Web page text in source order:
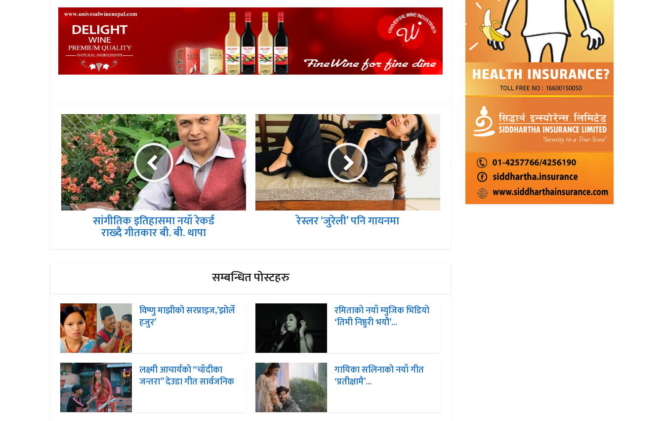
सांगीतिक इतिहासमा नयॉ रेकर्ड
राख्दै गीतकार बी. बी. थापा
रेस्लर ‘जुरेली’ पनि गायनमा
सम्बन्धित पोस्टहरु
विष्णु माझीको सरप्राइज,’झोर्ले
हजुर’
रमिताको नयाँ म्युजिक भिडियो
‘तिमी निष्ठुरी भयौ’...
लक्ष्मी आचार्यको “चॉदीका
जन्तरा” देउडा गीत सार्वजनिक
गायिका सलिनाको नयाँ गीत
‘प्रतीक्षामै’...